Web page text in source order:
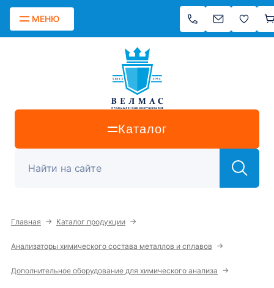
МЕНЮ
Каталог
Главная → Каталог продукции →
Анализаторы химического состава металлов и сплавов →
Дополнительное оборудование для химического анализа →